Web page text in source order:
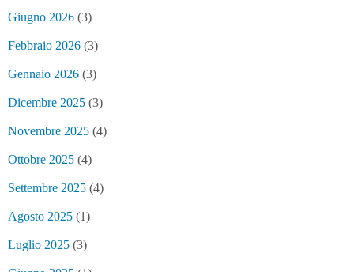
Giugno 2026 (3)
Febbraio 2026 (3)
Gennaio 2026 (3)
Dicembre 2025 (3)
Novembre 2025 (4)
Ottobre 2025 (4)
Settembre 2025 (4)
Agosto 2025 (1)
Luglio 2025 (3)